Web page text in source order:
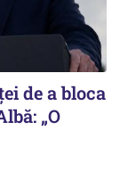
de a bloca
„O